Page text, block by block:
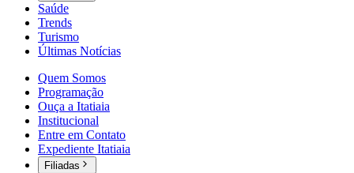
Saúde
Trends
Turismo
Últimas Notícias
Quem Somos
Programação
Ouça a Itatiaia
Institucional
Entre em Contato
Expediente Itatiaia
Filiadas